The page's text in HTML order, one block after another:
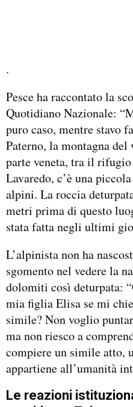
.
Pesce ha raccontato la
Quotidiano Nazionale:
puro caso, mentre stavo
Paterno, la montagna
parte veneta, tra il
Lavaredo, c’è una
alpini. La roccia
metri prima di questo
stata fatta negli ultimi
L’alpinista non ha
sgomento nel vedere la
dolomiti così deturpata:
mia figlia Elisa se mi
simile? Non voglio
ma non riesco a
compiere un simile atto,
appartiene all’umanità
Le reazioni